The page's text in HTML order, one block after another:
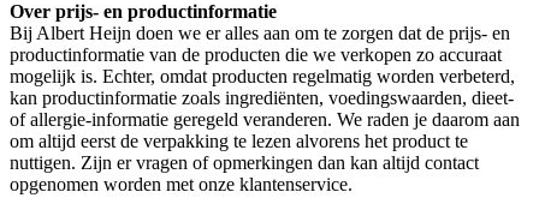
Over prijs- en productinformatie
Bij Albert Heijn doen we er alles aan om te zorgen dat de prijs- en
productinformatie van de producten die we verkopen zo accuraat
mogelijk is. Echter, omdat producten regelmatig worden verbeterd,
kan productinformatie zoals ingrediënten, voedingswaarden, dieet-
of allergie-informatie geregeld veranderen. We raden je daarom aan
om altijd eerst de verpakking te lezen alvorens het product te
nuttigen. Zijn er vragen of opmerkingen dan kan altijd contact
opgenomen worden met onze klantenservice.